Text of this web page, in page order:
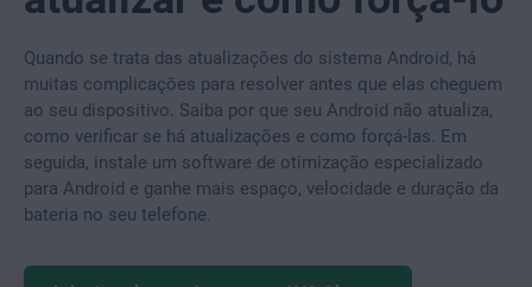
Quando se trata das atualizações do sistema Android, há
muitas complicações para resolver antes que elas cheguem
ao seu dispositivo. Saiba por que seu Android não atualiza,
como verificar se há atualizações e como forçá-las. Em
seguida, instale um software de otimização especializado
para Android e ganhe mais espaço, velocidade e duração da
bateria no seu telefone.